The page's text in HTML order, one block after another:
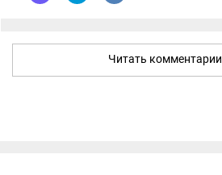
Читать комментарии